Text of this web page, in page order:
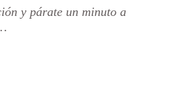
y párate un minuto a